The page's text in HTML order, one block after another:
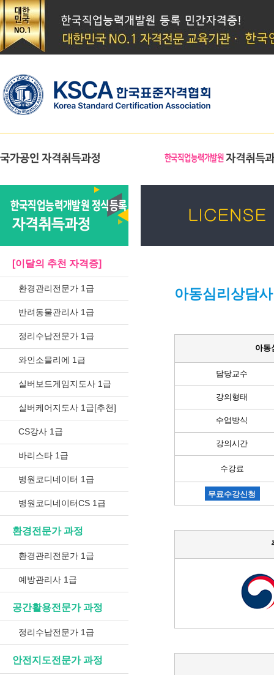
[이달의 추천 자격증]
환경관리전문가 1급
반려동물관리사 1급
정리수납전문가 1급
와인소믈리에 1급
실버보드게임지도사 1급
실버케어지도사 1급[추천]
CS강사 1급
바리스타 1급
병원코디네이터 1급
병원코디네이터CS 1급
환경전문가 과정
환경관리전문가 1급
예방관리사 1급
공간활용전문가 과정
정리수납전문가 1급
안전지도전문가 과정
아동심리상담
아동
담당교수
강의형태
수업방식
강의시간
수강료
무료수강신청